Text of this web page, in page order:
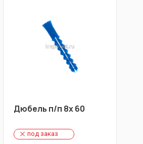
Дюбель п/п 8х 60
под заказ